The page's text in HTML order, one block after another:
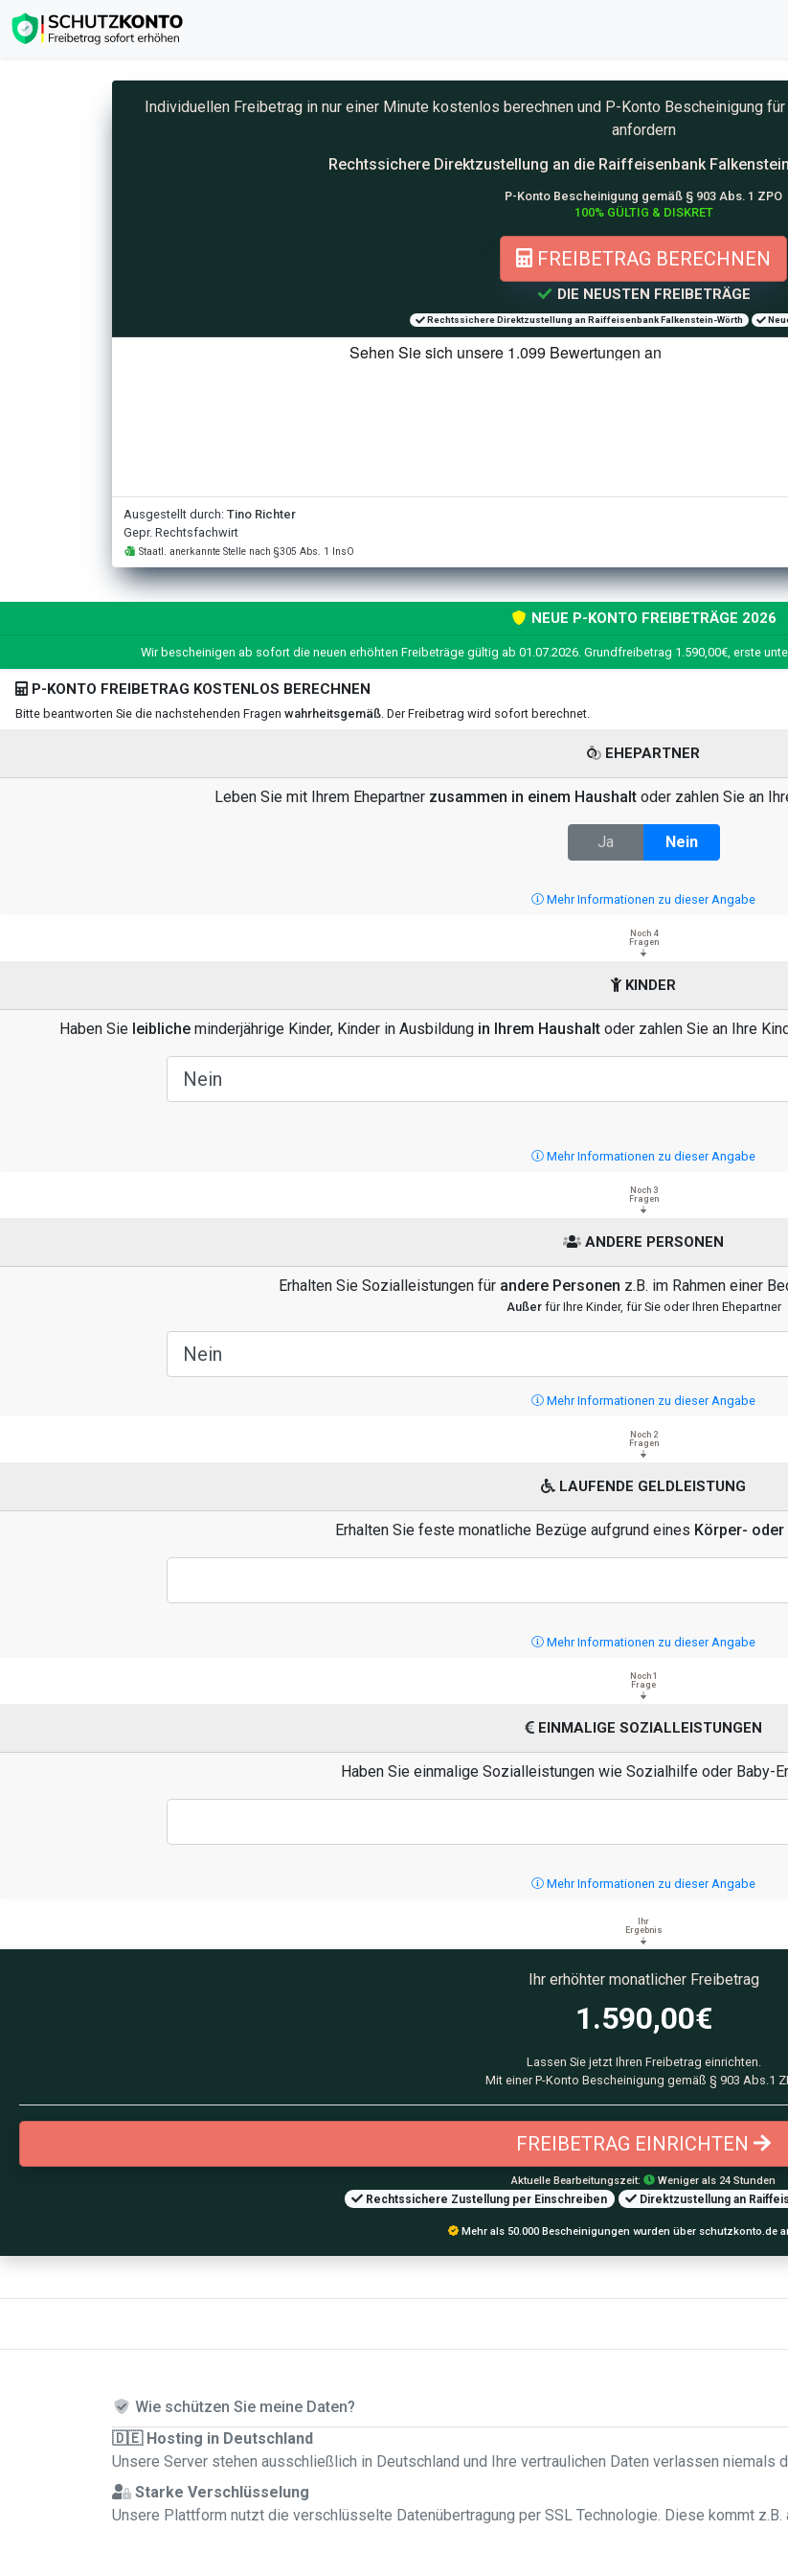
Individuellen Freibetrag in nur einer Minute kostenlos berechnen und P-Konto Bescheinigung
anfordern
Rechtssichere Direktzustellung an die Raiffeisenbank
P-Konto Bescheinigung gemäß § 903 Abs. 1 ZPO
100% GÜLTIG & DISKRET
FREIBETRAG BERECHNEN
DIE NEUSTEN FREIBETRÄGE
Rechtssichere Direktzustellung an Raiffeisenbank Falkenstein-Wörth
Ausgestellt durch: Tino Richter
Gepr. Rechtsfachwirt
Staatl. anerkannte Stelle nach §305 Abs. 1 InsO
NEUE P-KONTO FREIBETRÄGE 2026
Wir bescheinigen ab sofort die neuen erhöhten Freibeträge gültig ab 01.07.2026. Grundfreibetrag 1.590,00€, erste
P-KONTO FREIBETRAG KOSTENLOS BERECHNEN
Bitte beantworten Sie die nachstehenden Fragen wahrheitsgemäß . Der Freibetrag wird sofort berechnet.
EHEPARTNER
Leben Sie mit Ihrem Ehepartner zusammen in einem Haushaltoder zahlen Sie an
Ja Nein
Mehr Informationen zu dieser Angabe
Noch 4
Fragen
KINDER
Haben Sie leiblicheminderjährige Kinder, Kinder in Ausbildung in Ihrem Haushaltoder zahlen Sie an Ihre
Mehr Informationen zu dieser Angabe
Noch 3
Fragen
ANDERE PERSONEN
Erhalten Sie Sozialleistungen für andere Personen z.B. im Rahmen einer
Außerfür Ihre Kinder, für Sie oder Ihren Ehepartner
Mehr Informationen zu dieser Angabe
Noch 2
Fragen
LAUFENDE GELDLEISTUNG
Erhalten Sie feste monatliche Bezüge aufgrund eines Körper-
Mehr Informationen zu dieser Angabe
Noch 1
Frage
EINMALIGE SOZIALLEISTUNGEN
Haben Sie einmalige Sozialleistungen wie Sozialhilfe oder Baby-
Mehr Informationen zu dieser Angabe
Ihr
Ergebnis
Ihr erhöhter monatlicher Freibetrag
1.590,00€
Lassen Sie jetzt Ihren Freibetrag einrichten.
Mit einer P-Konto Bescheinigung gemäß § 903 Abs.1
FREIBETRAG EINRICHTEN
Aktuelle Bearbeitungszeit: Weniger als 24 Stunden
Rechtssichere Zustellung per Einschreiben Direktzustellung an
Mehr als 50.000 Bescheinigungen wurden über schutzkonto.de
Wie schützen Sie meine Daten?
🇩🇪 Hosting in Deutschland
Unsere Server stehen ausschließlich in Deutschland und Ihre vertraulichen Daten verlassen niemals
Starke Verschlüsselung
Unsere Plattform nutzt die verschlüsselte Datenübertragung per SSL Technologie. Diese kommt z.B.